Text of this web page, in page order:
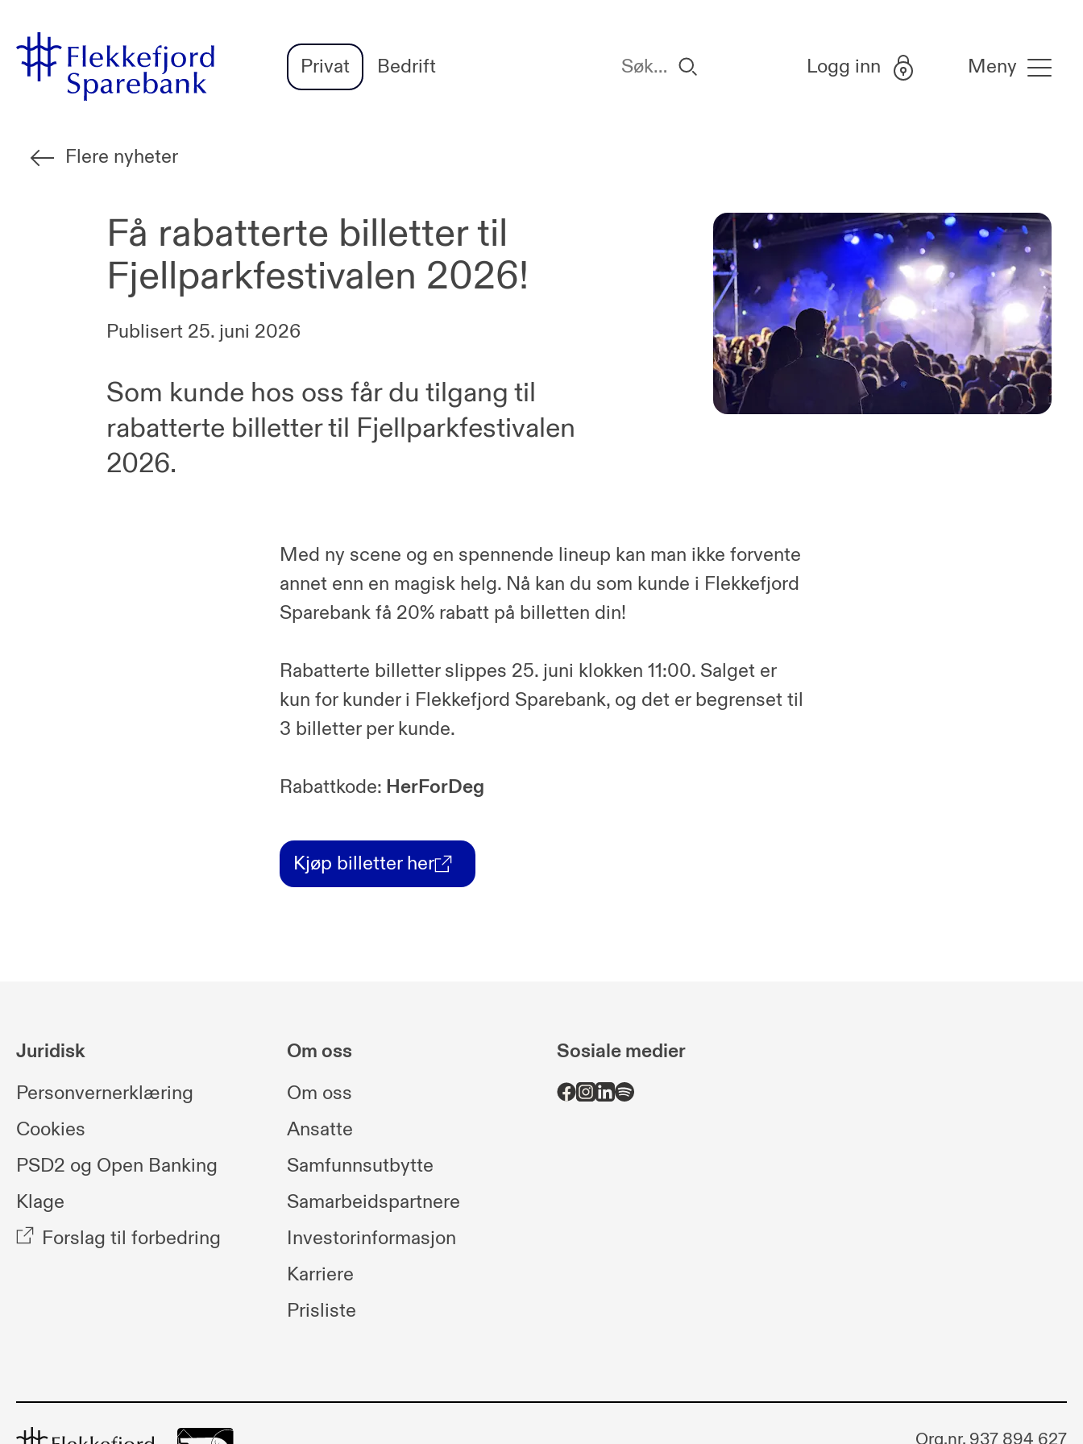
Sparebank
Privat
Bedrift Logg inn Meny
Flere nyheter
Få rabatterte billetter til
Fjellparkfestivalen 2026!
Publisert 25. juni 2026
Som kunde hos oss får du tilgang til
rabatterte billetter til Fjellparkfestivalen
2026.
Med ny scene og en spennende lineup kan man ikke forvente
annet enn en magisk helg. Nå kan du som kunde i Flekkefjord
Sparebank få 20% rabatt på billetten din!
Rabatterte billetter slippes 25. juni klokken 11:00. Salget er
kun for kunder i Flekkefjord Sparebank, og det er begrenset til
3 billetter per kunde.
Rabattkode: HerForDeg
Kjøp billetter her
Juridisk
Personvernerklæring
Cookies
PSD2 og Open Banking
Klage
Forslag til forbedring
Om oss
Om oss
Ansatte
Samfunnsutbytte
Samarbeidspartnere
Investorinformasjon
Karriere
Prisliste
Sosiale medier
Miljøfyrtårn-